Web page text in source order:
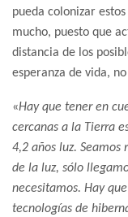
pueda colonizar
mucho, puesto que
distancia de los
esperanza de vida,
«Hay que tener en
cercanas a la Tierra
4,2 años luz.
de la luz, sólo
necesitamos. Hay
tecnologías de